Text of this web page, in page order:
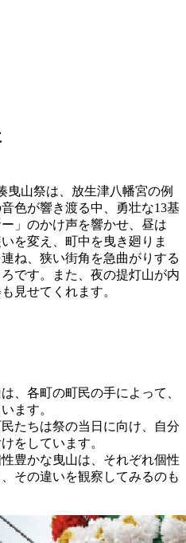
曳山祭は、放生津八幡宮の例
色が響き渡る中、勇壮な13基
」のかけ声を響かせ、昼は
を変え、町中を曳き廻りま
ね、狭い街角を急曲がりする
です。また、夜の提灯山が内
見せてくれます。
、各町の町民の手によって、
ます。
たちは祭の当日に向け、自分
をしています。
豊かな曳山は、それぞれ個性
その違いを観察してみるのも